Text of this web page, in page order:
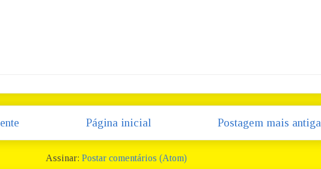
Postagem mais antiga
Página inicial
Assinar: Postar comentários (Atom)